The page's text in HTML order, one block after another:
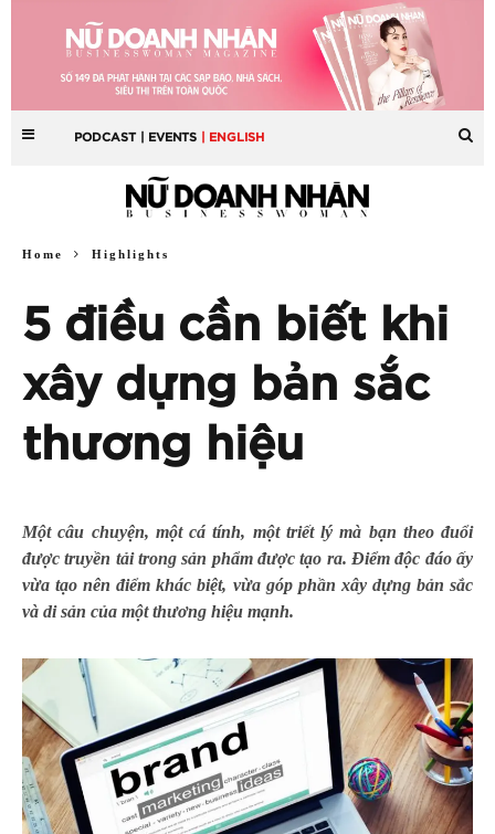
PODCAST | EVENTS | ENGLISH
Home Highlights
5 điều cần biết khi
xây dựng bản sắc
thương hiệu
Một câu chuyện, một cá tính, một triết lý mà bạn theo đuổi
được truyền tải trong sản phẩm được tạo ra. Điểm độc đáo ấy
vừa tạo nên điểm khác biệt, vừa góp phần xây dựng bản sắc
và di sản của một thương hiệu mạnh.